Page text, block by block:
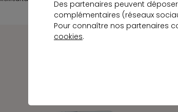
Notre équipe
Des partenaires peuvent
complémentaires (réseaux
Pour connaître nos partenaires
cookies.